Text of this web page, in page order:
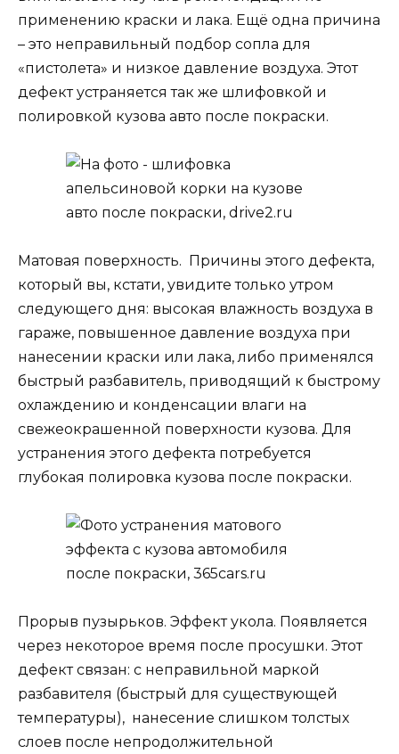
применению краски и лака. Ещё одна причина
– это неправильный подбор сопла для
«пистолета» и низкое давление воздуха. Этот
дефект устраняется так же шлифовкой и
полировкой кузова авто после покраски.
Матовая поверхность. Причины этого дефекта,
который вы, кстати, увидите только утром
следующего дня: высокая влажность воздуха в
гараже, повышенное давление воздуха при
нанесении краски или лака, либо применялся
быстрый разбавитель, приводящий к быстрому
охлаждению и конденсации влаги на
свежеокрашенной поверхности кузова. Для
устранения этого дефекта потребуется
глубокая полировка кузова после покраски.
Прорыв пузырьков. Эффект укола. Появляется
через некоторое время после просушки. Этот
дефект связан: с неправильной маркой
разбавителя (быстрый для существующей
температуры), нанесение слишком толстых
слоев после непродолжительной